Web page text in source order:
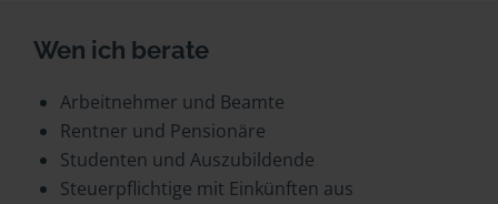
Wen ich berate
Arbeitnehmer und Beamte
Rentner und Pensionäre
Studenten und Auszubildende
Steuerpflichtige mit Einkünften aus